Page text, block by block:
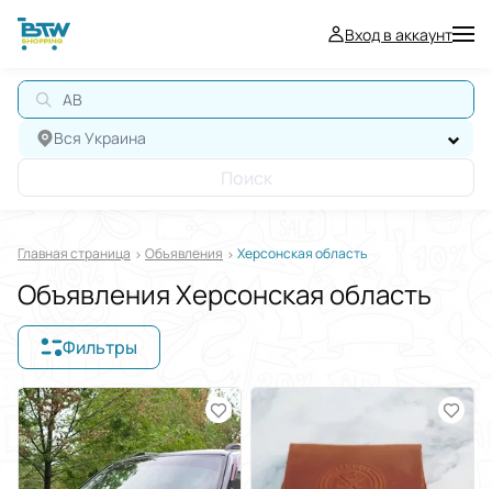
Вход в аккаунт
АВТО
Вся Украина
Поиск
Главная страница Oбъявления Херсонская область
Объявления Херсонская область
Фильтры
Отображать в $€₴
Отсортировать по